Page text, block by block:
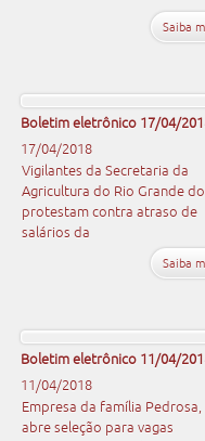
Saiba
Boletim eletrônico 17/04/
17/04/2018
Vigilantes da Secretaria da
Agricultura do Rio Grande
protestam contra atraso de
salários da
Saiba
Boletim eletrônico 11/04/
11/04/2018
Empresa da família Pedrosa,
abre seleção para vagas